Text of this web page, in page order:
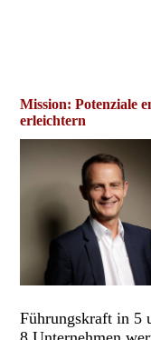
Mission: Potenziale
erleichtern
Führungskraft in 5